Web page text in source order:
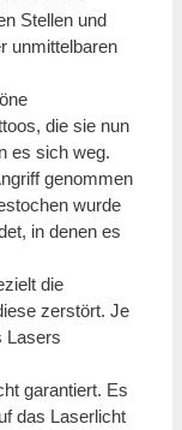
Stellen und
unmittelbaren
die sie nun
es sich weg.
genommen
wurde
in denen es
die
zerstört. Je
Lasers
garantiert. Es
das Laserlicht